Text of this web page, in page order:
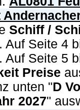
Schiff /
Auf Seite 4
Auf Seite 5
Preise
unten "D
2027"